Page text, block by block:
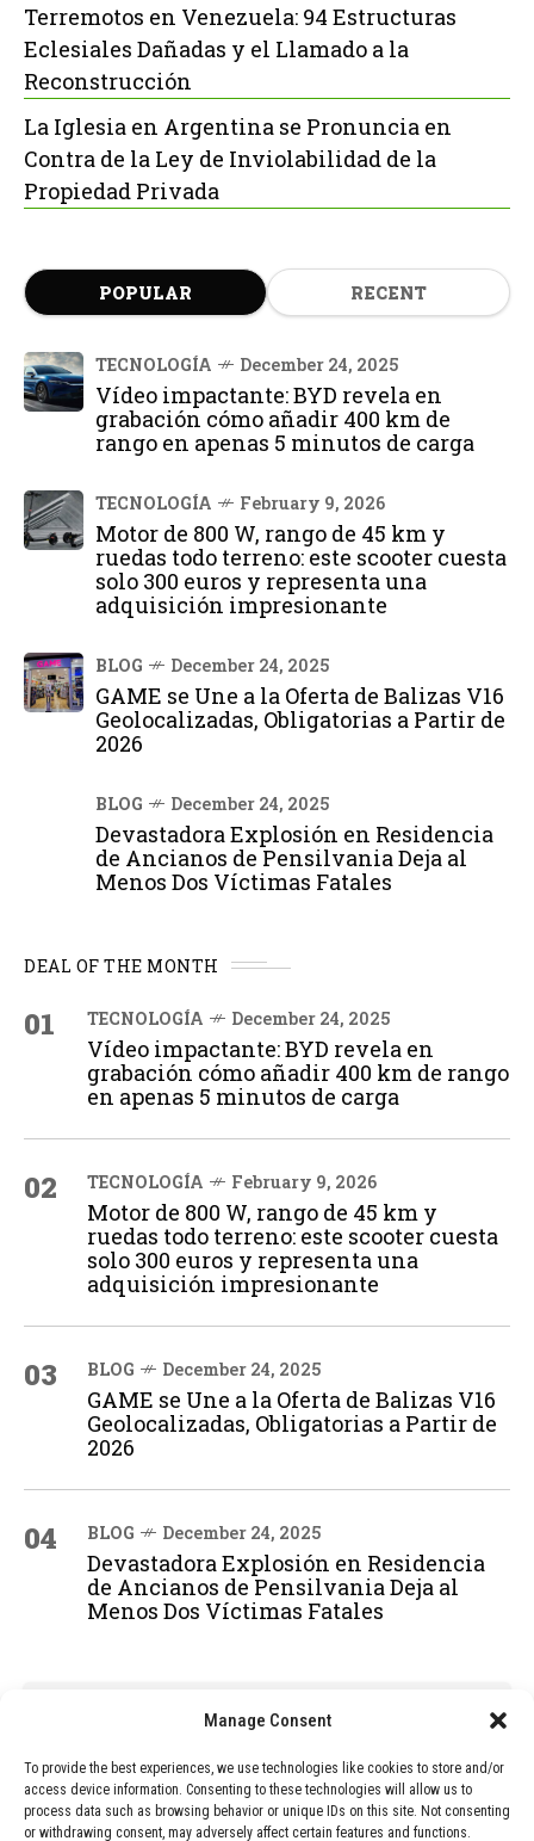
Manage Consent
To provide the best experiences, we use technologies like cookies to store and/or
access device information. Consenting to these technologies will allow us to
process data such as browsing behavior or unique IDs on this site. Not consenting
or withdrawing consent, may adversely affect certain features and functions.
Terremotos en Venezuela: 94 Estructuras
Eclesiales Dañadas y el Llamado a la
Reconstrucción
La Iglesia en Argentina se Pronuncia en
Contra de la Ley de Inviolabilidad de la
Propiedad Privada
POPULAR RECENT
TECNOLOGÍA December 24, 2025
Vídeo impactante: BYD revela en
grabación cómo añadir 400 km de
rango en apenas 5 minutos de carga
TECNOLOGÍA February 9, 2026
Motor de 800 W, rango de 45 km y
ruedas todo terreno: este scooter cuesta
solo 300 euros y representa una
adquisición impresionante
BLOG December 24, 2025
GAME se Une a la Oferta de Balizas V16
Geolocalizadas, Obligatorias a Partir de
2026
BLOG December 24, 2025
Devastadora Explosión en Residencia
de Ancianos de Pensilvania Deja al
Menos Dos Víctimas Fatales
DEAL OF THE MONTH
01 TECNOLOGÍA December 24, 2025
Vídeo impactante: BYD revela en
grabación cómo añadir 400 km de rango
en apenas 5 minutos de carga
02 TECNOLOGÍA February 9, 2026
Motor de 800 W, rango de 45 km y
ruedas todo terreno: este scooter cuesta
solo 300 euros y representa una
adquisición impresionante
03 BLOG December 24, 2025
GAME se Une a la Oferta de Balizas V16
Geolocalizadas, Obligatorias a Partir de
2026
04 BLOG December 24, 2025
Devastadora Explosión en Residencia
de Ancianos de Pensilvania Deja al
Menos Dos Víctimas Fatales